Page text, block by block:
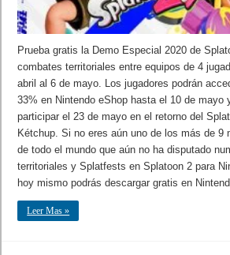
Prueba gratis la Demo Especial 2020 de
combates territoriales entre equipos de 4
abril al 6 de mayo. Los jugadores podrán
33% en Nintendo eShop hasta el 10 de mayo
participar el 23 de mayo en el retorno del
Kétchup. Si no eres aún uno de los más de 9
de todo el mundo que aún no ha disputado
territoriales y Splatfests en Splatoon 2 para
hoy mismo podrás descargar gratis en
Leer Mas »